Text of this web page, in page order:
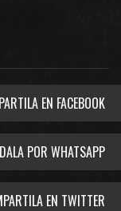
EN FACEBOOK
POR WHATSAPP
EN TWITTER